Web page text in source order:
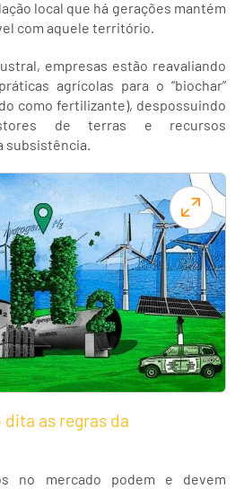
local que há gerações mantém
com aquele território.
empresas estão reavaliando
agrícolas para o “biochar”
como fertilizante), despossuindo
de terras e recursos
subsistência.
as regras da
no mercado podem e devem